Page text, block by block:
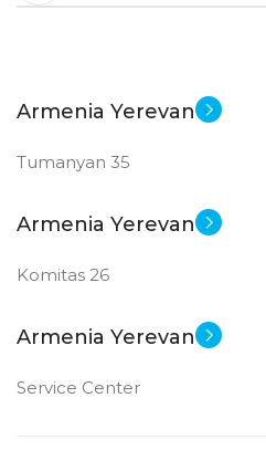
Armenia Yerevan
Tumanyan 35
Armenia Yerevan
Komitas 26
Armenia Yerevan
Service Center